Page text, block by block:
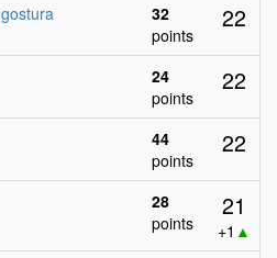
32
points
22
24
points
22
44
points
22
28
points
21
+1 ▲